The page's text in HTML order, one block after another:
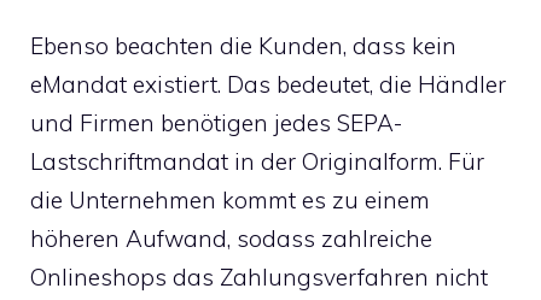
Ebenso beachten die Kunden, dass kein
eMandat existiert. Das bedeutet, die Händler
und Firmen benötigen jedes SEPA-
Lastschriftmandat in der Originalform. Für
die Unternehmen kommt es zu einem
höheren Aufwand, sodass zahlreiche
Onlineshops das Zahlungsverfahren nicht